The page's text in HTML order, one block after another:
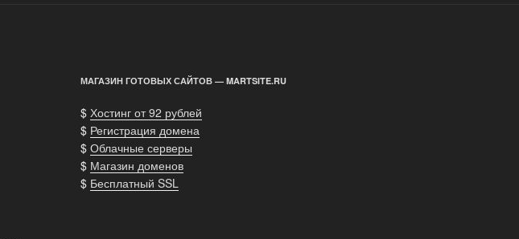
МАГАЗИН ГОТОВЫХ САЙТОВ — MARTSITE.RU
$ Хостинг от 92 рублей
$ Регистрация домена
$ Облачные серверы
$ Магазин доменов
$ Бесплатный SSL